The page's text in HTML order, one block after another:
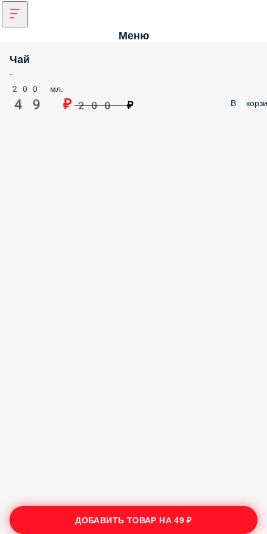
Меню
Чай
-
200 мл.
49 ₽ 200 ₽ В
ДОБАВИТЬ ТОВАР НА49 ₽